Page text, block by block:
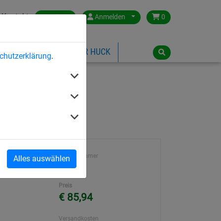
.
Alles auswählen
Kontakt Austria Anmelden 0
ÜBER HUCK
Artikelnummer
4608-4
Preis
€ 85,94
Versandkosten